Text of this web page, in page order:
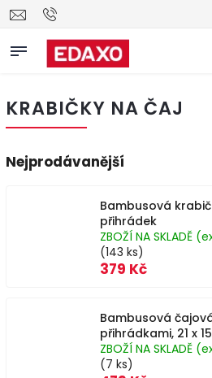
KRABIČKY NA ČAJ
Nejprodávanější
Bambusová
přihrádek
ZBOŽÍ NA SKLADĚ
(143 ks)
379 Kč
Bambusová
přihrádkami, 21 x
ZBOŽÍ NA SKLADĚ
(7 ks)